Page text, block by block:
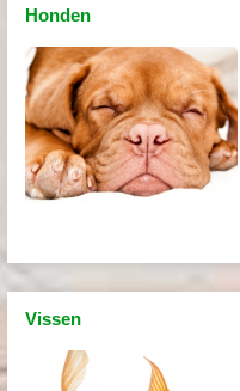
Honden
Vissen